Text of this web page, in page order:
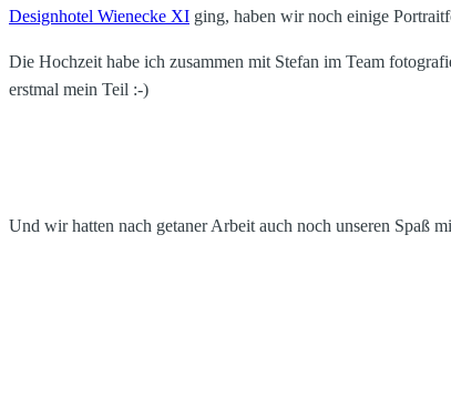
Designhotel Wienecke XI ging, haben wir noch einige
Die Hochzeit habe ich zusammen mit Stefan im Team
erstmal mein Teil :-)
Und wir hatten nach getaner Arbeit auch noch unseren Spaß